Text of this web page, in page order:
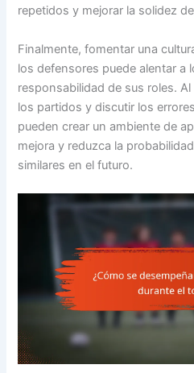
repetidos y mejorar la solidez
Finalmente, fomentar una
los defensores puede alentar a
responsabilidad de sus roles.
los partidos y discutir los
pueden crear un ambiente de
mejora y reduzca la
similares en el futuro.